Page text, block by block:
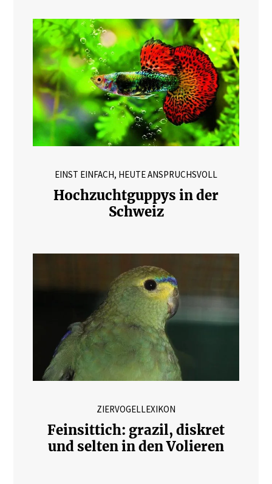
EINST EINFACH, HEUTE ANSPRUCHSVOLL
Hochzuchtguppys in der
Schweiz
ZIERVOGELLEXIKON
Feinsittich: grazil, diskret
und selten in den Volieren